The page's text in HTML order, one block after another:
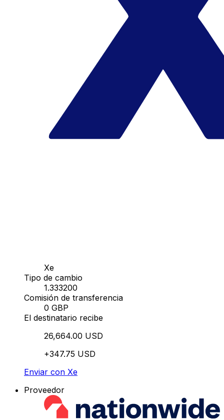
Xe
Tipo de cambio
1.333200
Comisión de transferencia
0 GBP
El destinatario recibe
26,664.00 USD
+347.75 USD
Enviar con Xe
Proveedor